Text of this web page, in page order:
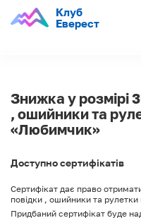
Клуб
Еверест
Знижка у розмірі
, ошийники та
«Любимчик»
Доступно сертифікатів
Сертифікат дає право
повідки , ошийники та
Придбаний сертифікат буде